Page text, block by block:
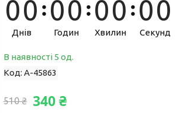
00
Днів
00
Годин
00
Хвилин
00
Секунд
В наявності 5 од.
Код: A-45863
510 ₴ 340 ₴